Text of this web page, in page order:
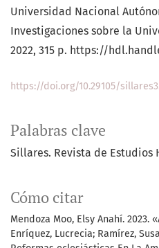
Palabras clave
Sillares. Revista de Estudios
Cómo citar
Mendoza Moo, Elsy Anahí. 2023.
Enríquez, Lucrecia; Ramírez,
Universidad Nacional
Investigaciones sobre la
2022, 315 p. https://
https://doi.org/10.29105/